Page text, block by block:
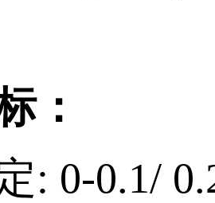
：
: 0-0.1/